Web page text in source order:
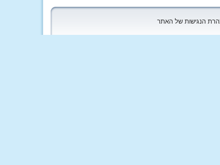
הנגישות של האתר